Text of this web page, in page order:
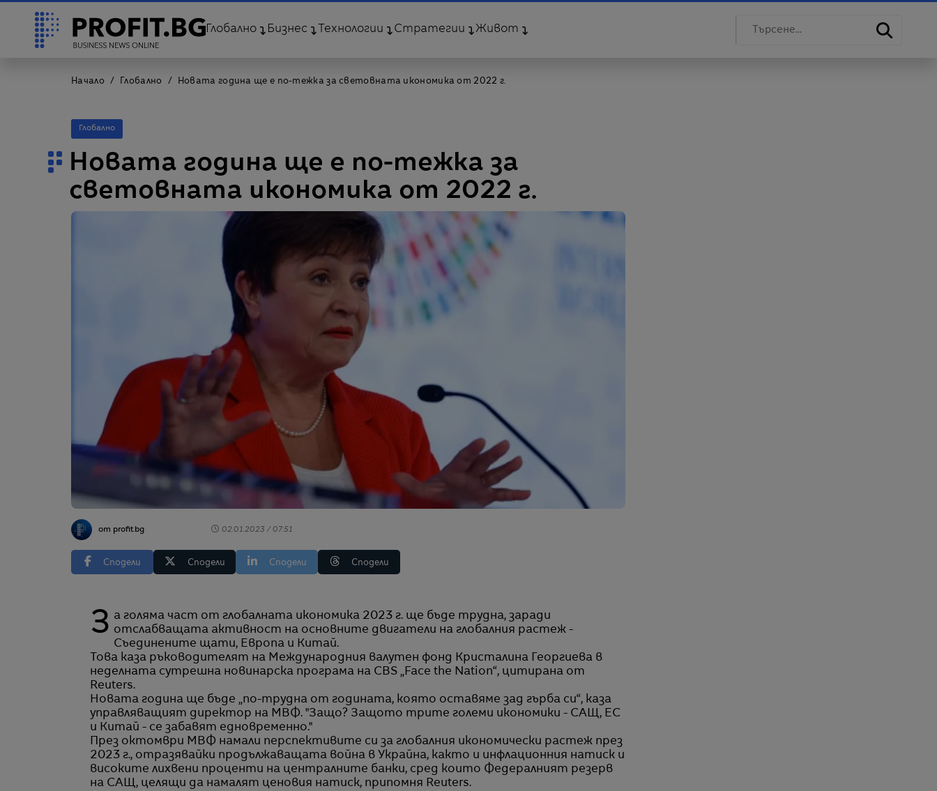
Глобално Бизнес Технологии Стратегии Живот
Начало Глобално Новата година ще е по-тежка за световната икономика от 2022 г.
Глобално
Новата година ще е по-тежка за
световната икономика от 2022 г.
от profit.bg 02.01.2023 / 07:51
Сподели Сподели Сподели Сподели
За голяма част от глобалната икономика 2023 г. ще бъде трудна, заради отслабващата активност на основните двигатели на глобалния растеж -
Съединените щати, Европа и Китай.
Това каза ръководителят на Международния валутен фонд Кристалина Георгиева в
неделната сутрешна новинарска програма на CBS „Face the Nation“, цитирана от
Reuters.
Новата година ще бъде „по-трудна от годината, която оставяме зад гърба си“, каза
управляващият директор на МВФ. "Защо? Защото трите големи икономики - САЩ, ЕС
и Китай - се забавят едновременно."
През октомври МВФ намали перспективите си за глобалния икономически растеж през
2023 г., отразявайки продължаващата война в Украйна, както и инфлационния натиск и
високите лихвени проценти на централните банки, сред които Федералният резерв
на САЩ, целящи да намалят ценовия натиск, припомня Reuters.